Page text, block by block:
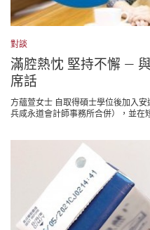
對談
滿腔熱忱 堅持不懈 —
席話
方蘊萱女士 自取得碩士學位後加入
兵咸永道會計師事務所合併），並在